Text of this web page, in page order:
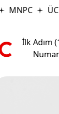
MNPC
İlk Adım